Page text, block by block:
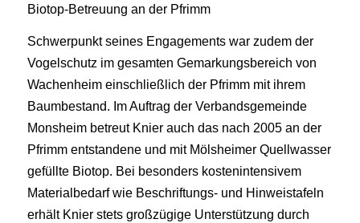
Biotop-Betreuung an der Pfrimm
Schwerpunkt seines Engagements war zudem der
Vogelschutz im gesamten Gemarkungsbereich von
Wachenheim einschließlich der Pfrimm mit ihrem
Baumbestand. Im Auftrag der Verbandsgemeinde
Monsheim betreut Knier auch das nach 2005 an der
Pfrimm entstandene und mit Mölsheimer Quellwasser
gefüllte Biotop. Bei besonders kostenintensivem
Materialbedarf wie Beschriftungs- und Hinweistafeln
erhält Knier stets großzügige Unterstützung durch